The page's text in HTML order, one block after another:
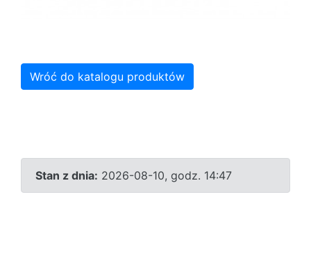
Wróć do katalogu produktów
Stan z dnia: 2026-08-10, godz. 14:47